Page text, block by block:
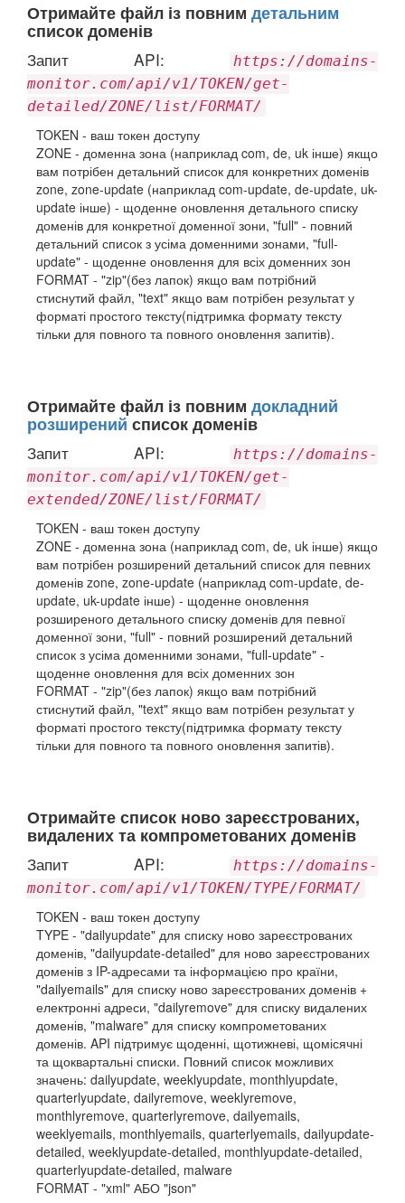
Отримайте файл із повним детальним
список доменів
Запит API:
https://domains-
monitor.com/api/v1/TOKEN/get-
detailed/ZONE/list/FORMAT/
TOKEN - ваш токен доступу
ZONE - доменна зона (наприклад com, de, uk інше) якщо
вам потрібен детальний список для конкретних доменів
zone, zone-update (наприклад com-update, de-update, uk-
update інше) - щоденне оновлення детального списку
доменів для конкретної доменної зони, "full" - повний
детальний список з усіма доменними зонами, "full-
update" - щоденне оновлення для всіх доменних зон
FORMAT - "zip"(без лапок) якщо вам потрібний
стиснутий файл, "text" якщо вам потрібен результат у
форматі простого тексту(підтримка формату тексту
тільки для повного та повного оновлення запитів).
Отримайте файл із повним докладний
розширенийсписок доменів
Запит API:
https://domains-
monitor.com/api/v1/TOKEN/get-
extended/ZONE/list/FORMAT/
TOKEN - ваш токен доступу
ZONE - доменна зона (наприклад com, de, uk інше) якщо
вам потрібен розширений детальний список для певних
доменів zone, zone-update (наприклад com-update, de-
update, uk-update інше) - щоденне оновлення
розширеного детального списку доменів для певної
доменної зони, "full" - повний розширений детальний
список з усіма доменними зонами, "full-update" -
щоденне оновлення для всіх доменних зон
FORMAT - "zip"(без лапок) якщо вам потрібний
стиснутий файл, "text" якщо вам потрібен результат у
форматі простого тексту(підтримка формату тексту
тільки для повного та повного оновлення запитів).
Отримайте список ново зареєстрованих,
видалених та компрометованих доменів
Запит API:
https://domains-
monitor.com/api/v1/TOKEN/TYPE/FORMAT/
TOKEN - ваш токен доступу
TYPE - "dailyupdate" для списку ново зареєстрованих
доменів, "dailyupdate-detailed" для ново зареєстрованих
доменів з IP-адресами та інформацією про країни,
"dailyemails" для списку ново зареєстрованих доменів +
електронні адреси, "dailyremove" для списку видалених
доменів, "malware" для списку компрометованих
доменів. API підтримує щоденні, щотижневі, щомісячні
та щоквартальні списки. Повний список можливих
значень: dailyupdate, weeklyupdate, monthlyupdate,
quarterlyupdate, dailyremove, weeklyremove,
monthlyremove, quarterlyremove, dailyemails,
weeklyemails, monthlyemails, quarterlyemails, dailyupdate-
detailed, weeklyupdate-detailed, monthlyupdate-detailed,
quarterlyupdate-detailed, malware
FORMAT - "xml" АБО "json"